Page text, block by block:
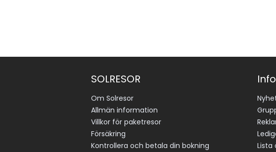
SOLRESOR
Om Solresor
Allmän information
Villkor för paketresor
Försäkring
Kontrollera och betala din bokning
Lista